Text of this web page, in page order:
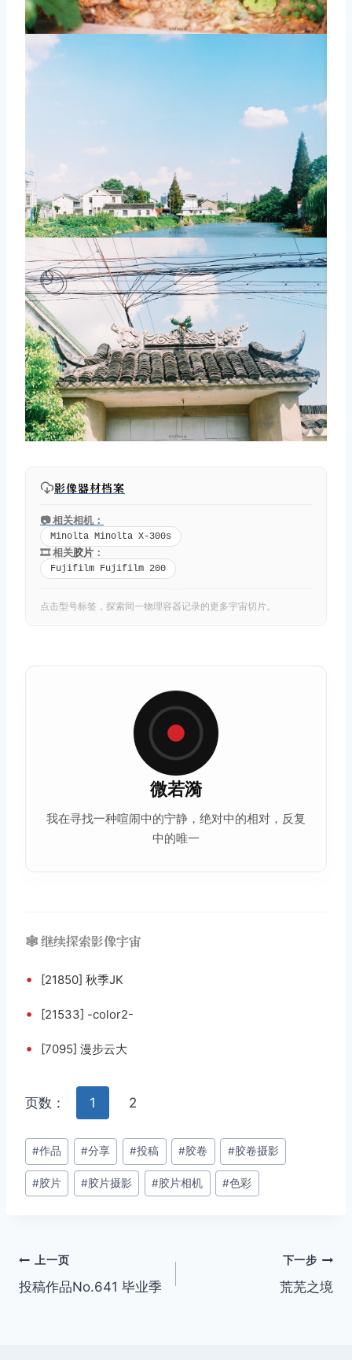
影像器材档案
📷 相关相机：
Minolta Minolta X-300s
🎞️ 相关胶片 ：
Fujifilm Fujifilm 200
点击型号标签，探索同一物理容器记录的更多宇宙切片。
微若漪
我在寻找一种喧闹中的宁静，绝对中的相对，反复
中的唯一
🕸️ 继续探索影像宇宙
• [21850] 秋季JK
• [21533] -color2-
• [7095] 漫步云大
页数： 1 2
文
章
标
#作品 #分享 #投稿 #胶卷 #胶卷摄影
#胶片 #胶片摄影 #胶片相机 #色彩
文
章
上一页
投稿作品No.641 毕业季
下一步
荒芜之境
取消 搜索